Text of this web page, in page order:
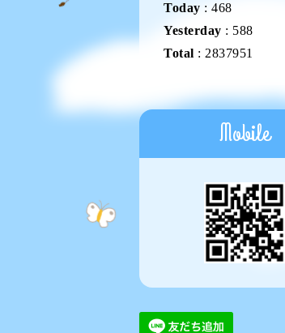
Today : 468
Yesterday : 588
Total : 2837951
Mobile